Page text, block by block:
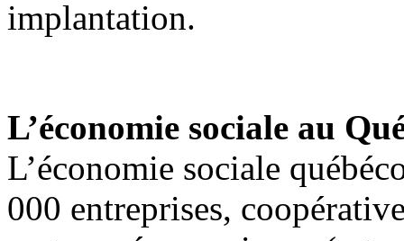
implantation.
L’économie sociale au
L’économie sociale
000 entreprises,